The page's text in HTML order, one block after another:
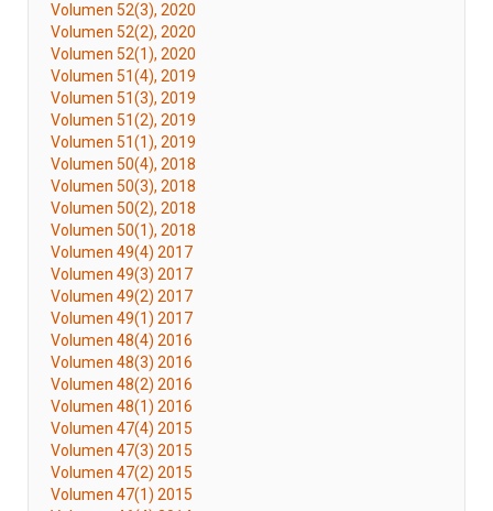
Volumen 52(3), 2020
Volumen 52(2), 2020
Volumen 52(1), 2020
Volumen 51(4), 2019
Volumen 51(3), 2019
Volumen 51(2), 2019
Volumen 51(1), 2019
Volumen 50(4), 2018
Volumen 50(3), 2018
Volumen 50(2), 2018
Volumen 50(1), 2018
Volumen 49(4) 2017
Volumen 49(3) 2017
Volumen 49(2) 2017
Volumen 49(1) 2017
Volumen 48(4) 2016
Volumen 48(3) 2016
Volumen 48(2) 2016
Volumen 48(1) 2016
Volumen 47(4) 2015
Volumen 47(3) 2015
Volumen 47(2) 2015
Volumen 47(1) 2015